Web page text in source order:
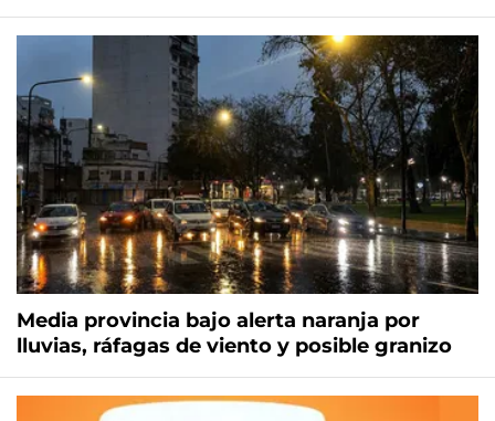
Media provincia bajo alerta naranja por
lluvias, ráfagas de viento y posible granizo